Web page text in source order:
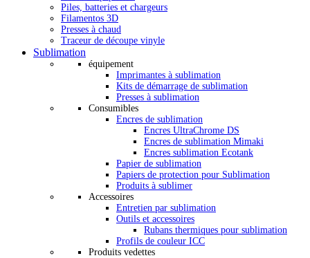
Piles, batteries et chargeurs
Filamentos 3D
Presses à chaud
Traceur de découpe vinyle
Sublimation
équipement
Imprimantes à sublimation
Kits de démarrage de sublimation
Presses à sublimation
Consumibles
Encres de sublimation
Encres UltraChrome DS
Encres de sublimation Mimaki
Encres sublimation Ecotank
Papier de sublimation
Papiers de protection pour Sublimation
Produits à sublimer
Accessoires
Entretien par sublimation
Outils et accessoires
Rubans thermiques pour sublimation
Profils de couleur ICC
Produits vedettes